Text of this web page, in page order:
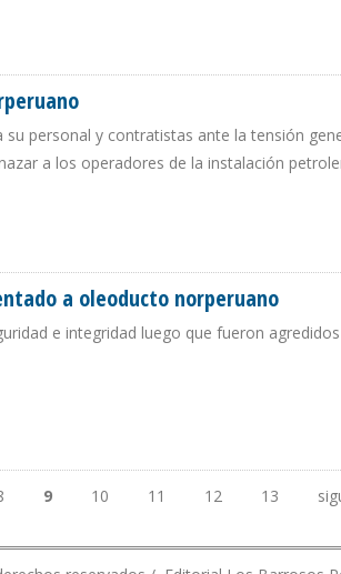
personal y contratistas ante la tensión
a los operadores de la instalación
a oleoducto norperuano
e integridad luego que fueron
9 10 11 12 13